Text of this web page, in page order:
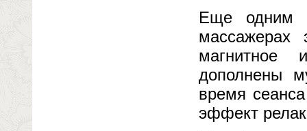
Еще одним
массажерах
магнитное
дополнены
время
эффект